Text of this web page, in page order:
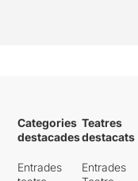
Categories
destacades
Entrades
Teatres
destacats
Entrades